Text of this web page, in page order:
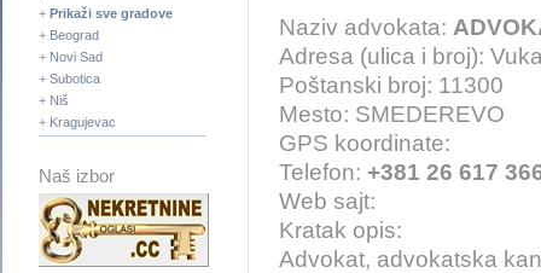
+ Prikaži sve gradove
+ Beograd
+ Novi Sad
+ Subotica
+ Niš
+ Kragujevac
Naš izbor
Naziv advokata:
Adresa (ulica i broj):
Poštanski broj: 11300
Mesto: SMEDEREVO
GPS koordinate:
Telefon: +381 26 617
Web sajt:
Kratak opis:
Advokat, advokatska